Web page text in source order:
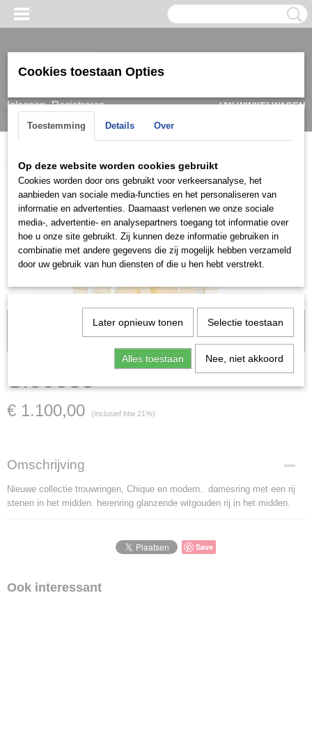
Inloggen Registreren
UW WINKELWAGEN
(0)
Home > > Trouwringen / Wedding Asil Gold
Let op: het kan voorkomen dat het product onlangs in de zaak is
verkocht; in dat geval nemen wij contact met u op.
Sl00035
€ 1.100,00 (inclusief btw 21%)
Omschrijving
Nieuwe collectie trouwringen, Chique en modern.. damesring met een rij
stenen in het midden. herenring glanzende witgouden rij in het midden.
Save
Ook interessant
Cookies toestaan Opties
Toestemming Details Over
Op deze website worden cookies gebruikt
Cookies worden door ons gebruikt voor verkeersanalyse, het
aanbieden van sociale media-functies en het personaliseren van
informatie en advertenties. Daarnaast verlenen we onze sociale
media-, advertentie- en analysepartners toegang tot informatie over
hoe u onze site gebruikt. Zij kunnen deze informatie gebruiken in
combinatie met andere gegevens die zij mogelijk hebben verzameld
door uw gebruik van hun diensten of die u hen hebt verstrekt.
Later opnieuw tonen Selectie toestaan
Alles toestaan Nee, niet akkoord